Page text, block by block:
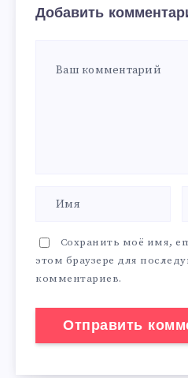
Добавить
Сохранить моё имя,
этом браузере для
комментариев.